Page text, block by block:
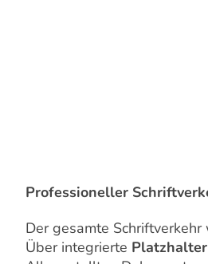
Professioneller
Der gesamte
Über integrierte